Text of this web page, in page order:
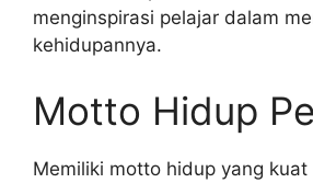
menginspirasi pelajar dalam
kehidupannya.
Motto Hidup
Memiliki motto hidup yang